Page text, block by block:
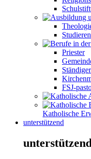
Priester
FSJ-
Katholische
unterstützend
unterstützend